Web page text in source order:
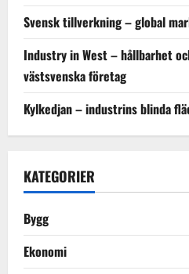
Svensk tillverkning – global
Industry in West – hållbarhet
västsvenska företag
Kylkedjan – industrins blinda
KATEGORIER
Bygg
Ekonomi